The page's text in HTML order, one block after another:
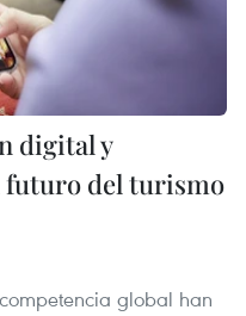
digital y
futuro del turismo
global han